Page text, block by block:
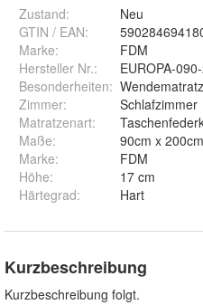
Zustand:
Neu
GTIN / EAN:
Marke:
FDM
Hersteller Nr.:
EUROPA-
Besonderheiten:
Zimmer:
Schlafzimmer
Matratzenart:
Maße:
90cm x 200cm
Marke:
FDM
Höhe:
17 cm
Härtegrad: Hart
Kurzbeschreibung
Kurzbeschreibung folgt.